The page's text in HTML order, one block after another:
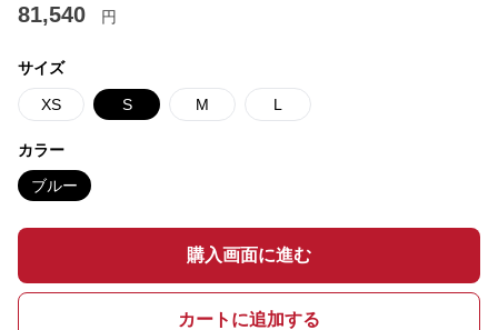
81,540 円
サイズ
XS S M L
カラー
ブルー
購入画面に進む
カートに追加する